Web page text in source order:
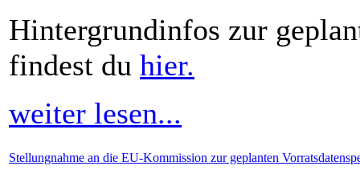
Hintergrundinfos zur
findest du hier.
weiter lesen...
Stellungnahme an die EU-Kommission zur geplanten